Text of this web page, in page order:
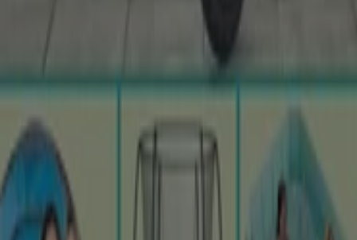
Tiendeo ist Teil von Shopfully, dem Tech-Unternehmen,
das das lokale Einkaufen weltweit neu erfindet.
Was wir machen
Business-Lösungen
Nachrichten und Medien
Mit uns arbeiten